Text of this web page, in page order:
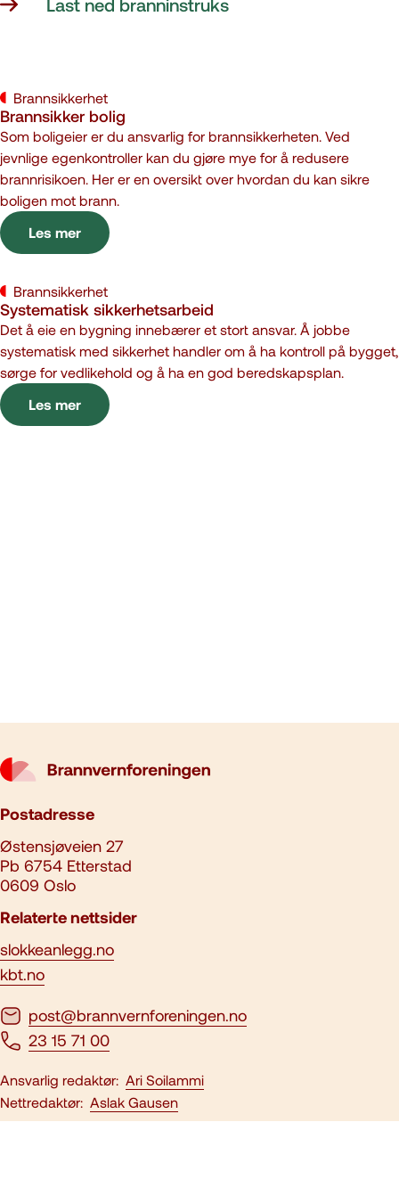
Brannsikkerhet
Brannsikker bolig
Som boligeier er du ansvarlig for brannsikkerheten. Ved
jevnlige egenkontroller kan du gjøre mye for å redusere
brannrisikoen. Her er en oversikt over hvordan du kan sikre
boligen mot brann.
Les mer
Brannsikkerhet
Systematisk sikkerhetsarbeid
Det å eie en bygning innebærer et stort ansvar. Å jobbe
systematisk med sikkerhet handler om å ha kontroll på bygget,
sørge for vedlikehold og å ha en god beredskapsplan.
Les mer
Postadresse
Østensjøveien 27
Pb 6754 Etterstad
0609 Oslo
Relaterte nettsider
slokkeanlegg.no
kbt.no
post@brannvernforeningen.no
23 15 71 00
Ansvarlig redaktør: Ari Soilammi
Nettredaktør: Aslak Gausen